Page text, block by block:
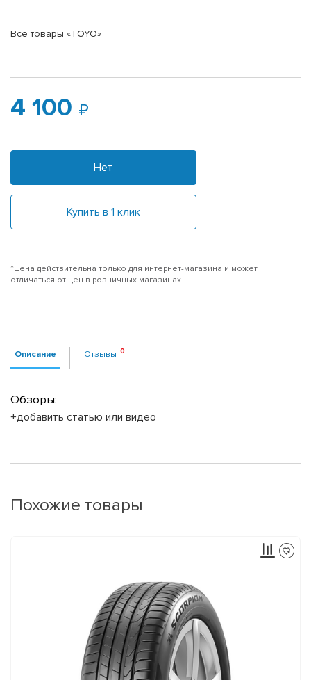
Все товары «TOYO»
4 100
Нет
Купить в 1 клик
*Цена действительна только для интернет-магазина и может
отличаться от цен в розничных магазинах
Описание Отзывы
Обзоры:
+добавить статью или видео
Похожие товары